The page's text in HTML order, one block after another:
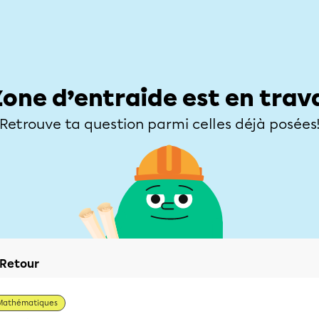
d’entraide est en
Retrouve ta question parmi celles déjà posées!
Retour